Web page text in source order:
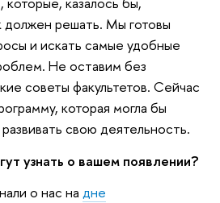
должен решать. Мы готовы
и искать самые удобные
Не оставим без
советы факультетов. Сейчас
которая могла бы
свою деятельность.
узнать о вашем появлении?
о нас на дне